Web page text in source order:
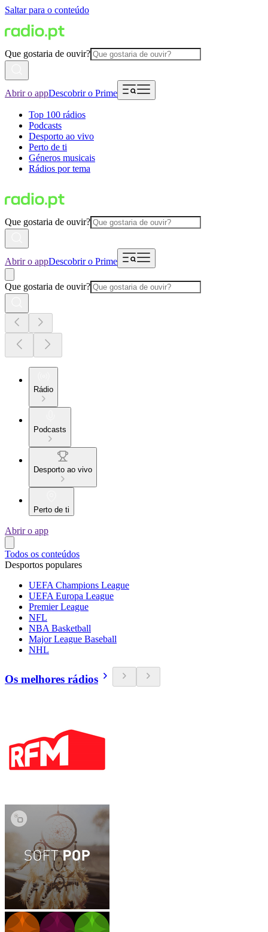
Saltar para o conteúdo
Que gostaria de ouvir?
Abrir o appDescobrir o Prime
Top 100 rádios
Podcasts
Desporto ao vivo
Perto de ti
Géneros musicais
Rádios por tema
Que gostaria de ouvir?
Abrir o appDescobrir o Prime
Que gostaria de ouvir?
Rádio
Podcasts
Desporto ao vivo
Perto de ti
Abrir o app
Todos os conteúdos
Desportos populares
UEFA Champions League
UEFA Europa League
Premier League
NFL
NBA Basketball
Major League Baseball
NHL
Os melhores rádios